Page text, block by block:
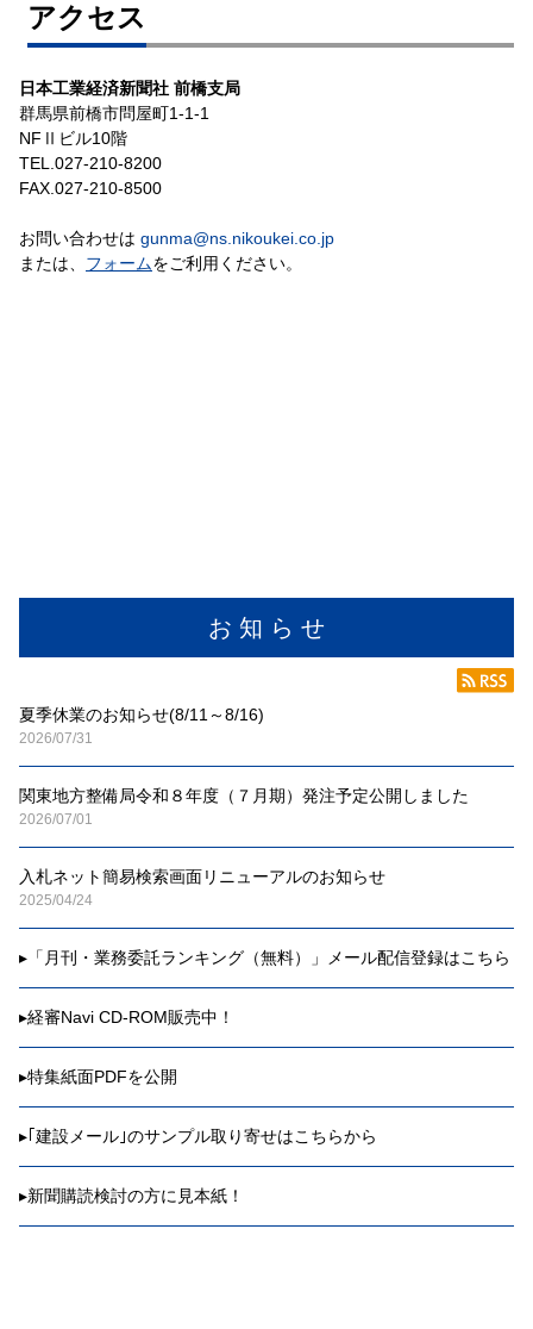
お 知 ら せ
夏季休業のお知らせ(8/11～8/16)
2026/07/31
関東地方整備局令和８年度（７月期）発注予定公開しました
2026/07/01
入札ネット簡易検索画面リニューアルのお知らせ
2025/04/24
▸ 「月刊・業務委託ランキング（無料）」メール配信登録はこちら
▸経審Navi CD-ROM販売中！
▸特集紙面PDFを公開
▸｢建設メール｣のサンプル取り寄せはこちらから
▸新聞購読検討の方に見本紙！
アクセス
日本工業経済新聞社 前橋支局
群馬県前橋市問屋町1-1-1
NFⅡビル10階
TEL.027-210-8200
FAX.027-210-8500
お問い合わせは gunma@ns.nikoukei.co.jp
または、 フォームをご利用ください。